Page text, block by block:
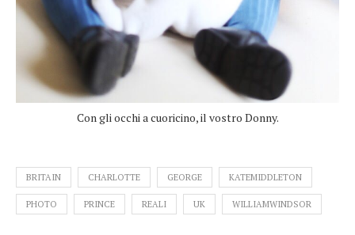
Con gli occhi a cuoricino, il vostro Donny.
BRITAIN CHARLOTTE GEORGE KATEMIDDLETON
PHOTO PRINCE REALI UK WILLIAMWINDSOR